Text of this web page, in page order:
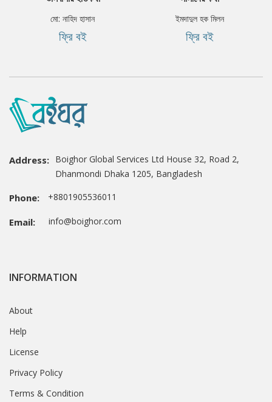
মো: নাহিদ হাসান
ফ্রি বই
ইমদাদুল হক মিলন
ফ্রি বই
Address: Boighor Global Services Ltd House 32, Road 2,
Dhanmondi Dhaka 1205, Bangladesh
Phone: +8801905536011
Email: info@boighor.com
INFORMATION
About
Help
License
Privacy Policy
Terms & Condition